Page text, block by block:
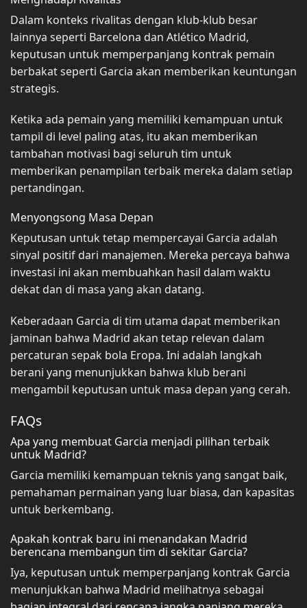
Dalam konteks rivalitas dengan klub-klub besar
lainnya seperti Barcelona dan Atlético Madrid,
keputusan untuk memperpanjang kontrak pemain
berbakat seperti Garcia akan memberikan keuntungan
strategis.
Ketika ada pemain yang memiliki kemampuan untuk
tampil di level paling atas, itu akan memberikan
tambahan motivasi bagi seluruh tim untuk
memberikan penampilan terbaik mereka dalam setiap
pertandingan.
Menyongsong Masa Depan
Keputusan untuk tetap mempercayai Garcia adalah
sinyal positif dari manajemen. Mereka percaya bahwa
investasi ini akan membuahkan hasil dalam waktu
dekat dan di masa yang akan datang.
Keberadaan Garcia di tim utama dapat memberikan
jaminan bahwa Madrid akan tetap relevan dalam
percaturan sepak bola Eropa. Ini adalah langkah
berani yang menunjukkan bahwa klub berani
mengambil keputusan untuk masa depan yang cerah.
FAQs
Apa yang membuat Garcia menjadi pilihan terbaik
untuk Madrid?
Garcia memiliki kemampuan teknis yang sangat baik,
pemahaman permainan yang luar biasa, dan kapasitas
untuk berkembang.
Apakah kontrak baru ini menandakan Madrid
berencana membangun tim di sekitar Garcia?
Iya, keputusan untuk memperpanjang kontrak Garcia
menunjukkan bahwa Madrid melihatnya sebagai